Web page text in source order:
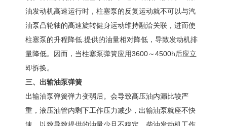
油发动机高速运行时，柱塞泵的反复运动就不可以与汽
油泵凸轮轴的髙速旋转健身运动维持融洽关联，进而使
柱塞泵的升程降低.提供的油量相对降低，导致发动机排
量降低。因而，当柱塞泵弹簧应用3600～4500h后应立
即拆换。
三、出输油泵弹簧
出输油泵弹簧弹力变弱后。会导致髙压油内漏比较严
重，液压油管内剩下工作压力减少，出输油泵就座不快